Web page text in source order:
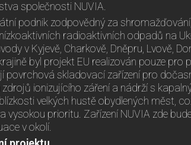
společnosti NUVIA.
podnik zodpovědný za
radioaktivních odpadů na
v Kyjevě, Charkově, Dněpru, Lvově,
byl projekt EU realizován pouze pro
povrchová skladovací zařízení pro
zdrojů ionizujícího záření a nádrží s
velkých hustě obydlených měst,
vysokou prioritu. Zařízení NUVIA zde
v okolí.